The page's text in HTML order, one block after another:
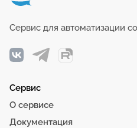
Сервис для автоматизации
Сервис
О сервисе
Документация